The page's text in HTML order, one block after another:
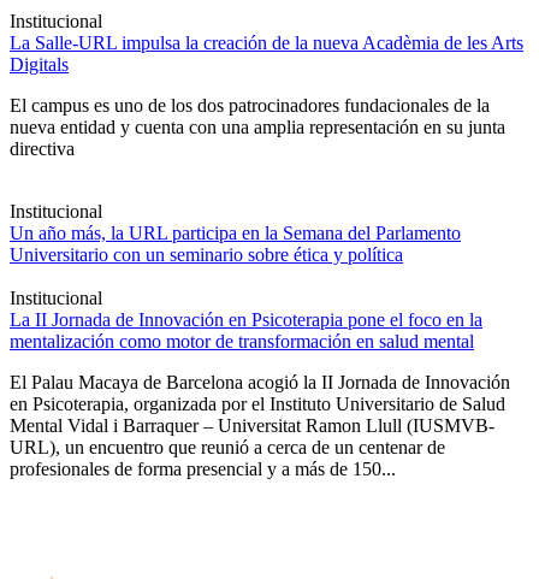
Institucional
La Salle-URL impulsa la creación de la nueva Acadèmia de les Arts
Digitals
El campus es uno de los dos patrocinadores fundacionales de la
nueva entidad y cuenta con una amplia representación en su junta
directiva
Institucional
Un año más, la URL participa en la Semana del Parlamento
Universitario con un seminario sobre ética y política
Institucional
La II Jornada de Innovación en Psicoterapia pone el foco en la
mentalización como motor de transformación en salud mental
El Palau Macaya de Barcelona acogió la II Jornada de Innovación
en Psicoterapia, organizada por el Instituto Universitario de Salud
Mental Vidal i Barraquer – Universitat Ramon Llull (IUSMVB-
URL), un encuentro que reunió a cerca de un centenar de
profesionales de forma presencial y a más de 150...